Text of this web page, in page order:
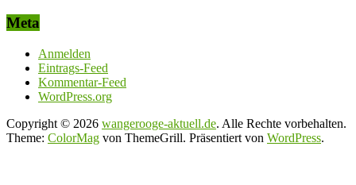
Meta
Anmelden
Eintrags-Feed
Kommentar-Feed
WordPress.org
Copyright © 2026 wangerooge-aktuell.de. Alle Rechte vorbehalten.
Theme: ColorMag von ThemeGrill. Präsentiert von WordPress.